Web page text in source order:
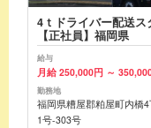
4ｔドライバー配送ス
【正社員】福岡県
給与
月給 250,000円 ～
勤務地
福岡県糟屋郡粕屋町内橋
1号-303号